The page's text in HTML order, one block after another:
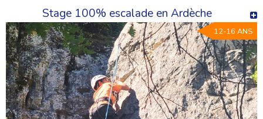
Stage 100% escalade en Ardèche
12-16 ANS